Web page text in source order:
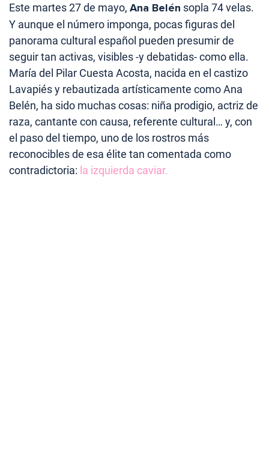
Este martes 27 de mayo, Ana Belén sopla 74 velas.
Y aunque el número imponga, pocas figuras del
panorama cultural español pueden presumir de
seguir tan activas, visibles -y debatidas- como ella.
María del Pilar Cuesta Acosta, nacida en el castizo
Lavapiés y rebautizada artísticamente como Ana
Belén, ha sido muchas cosas: niña prodigio, actriz de
raza, cantante con causa, referente cultural… y, con
el paso del tiempo, uno de los rostros más
reconocibles de esa élite tan comentada como
contradictoria: la izquierda caviar.